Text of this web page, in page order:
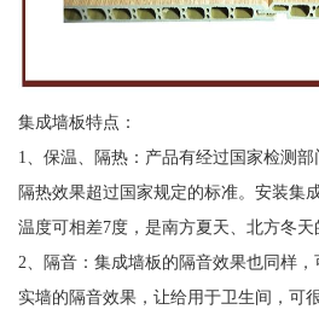
集成墙板特点：
1、保温、隔热：产品有经过国家检测部
隔热效果超过国家规定的标准。安装集
温度可相差7度，是南方夏天、北方冬天
2、隔音：集成墙板的隔音效果也同样
实墙的隔音效果，让给用于卫生间，可